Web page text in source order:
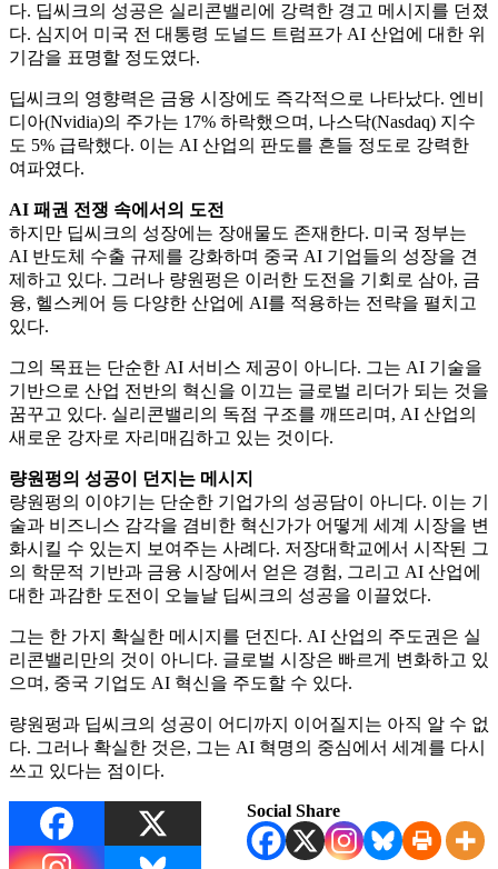
다. 딥씨크의 성공은 실리콘밸리에 강력한 경고 메시지를 던졌
다. 심지어 미국 전 대통령 도널드 트럼프가 AI 산업에 대한 위
기감을 표명할 정도였다.
딥씨크의 영향력은 금융 시장에도 즉각적으로 나타났다. 엔비
디아(Nvidia)의 주가는 17% 하락했으며, 나스닥(Nasdaq) 지수
도 5% 급락했다. 이는 AI 산업의 판도를 흔들 정도로 강력한
여파였다.
AI 패권 전쟁 속에서의 도전
하지만 딥씨크의 성장에는 장애물도 존재한다. 미국 정부는
AI 반도체 수출 규제를 강화하며 중국 AI 기업들의 성장을 견
제하고 있다. 그러나 량원펑은 이러한 도전을 기회로 삼아, 금
융, 헬스케어 등 다양한 산업에 AI를 적용하는 전략을 펼치고
있다.
그의 목표는 단순한 AI 서비스 제공이 아니다. 그는 AI 기술을
기반으로 산업 전반의 혁신을 이끄는 글로벌 리더가 되는 것을
꿈꾸고 있다. 실리콘밸리의 독점 구조를 깨뜨리며, AI 산업의
새로운 강자로 자리매김하고 있는 것이다.
량원펑의 성공이 던지는 메시지
량원펑의 이야기는 단순한 기업가의 성공담이 아니다. 이는 기
술과 비즈니스 감각을 겸비한 혁신가가 어떻게 세계 시장을 변
화시킬 수 있는지 보여주는 사례다. 저장대학교에서 시작된 그
의 학문적 기반과 금융 시장에서 얻은 경험, 그리고 AI 산업에
대한 과감한 도전이 오늘날 딥씨크의 성공을 이끌었다.
그는 한 가지 확실한 메시지를 던진다. AI 산업의 주도권은 실
리콘밸리만의 것이 아니다. 글로벌 시장은 빠르게 변화하고 있
으며, 중국 기업도 AI 혁신을 주도할 수 있다.
량원펑과 딥씨크의 성공이 어디까지 이어질지는 아직 알 수 없
다. 그러나 확실한 것은, 그는 AI 혁명의 중심에서 세계를 다시
쓰고 있다는 점이다.
Social Share